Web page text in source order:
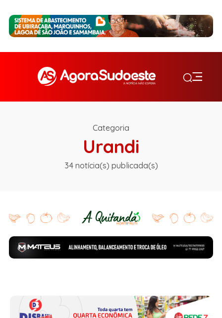
Categoria
Urandi
34 notícia(s) publicada(s)